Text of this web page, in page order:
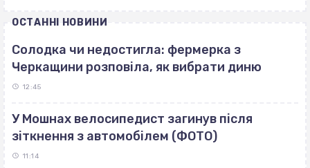
ОСТАННІ НОВИНИ
Солодка чи недостигла: фермерка з
Черкащини розповіла, як вибрати диню
12:45
У Мошнах велосипедист загинув після
зіткнення з автомобілем (ФОТО)
11:14